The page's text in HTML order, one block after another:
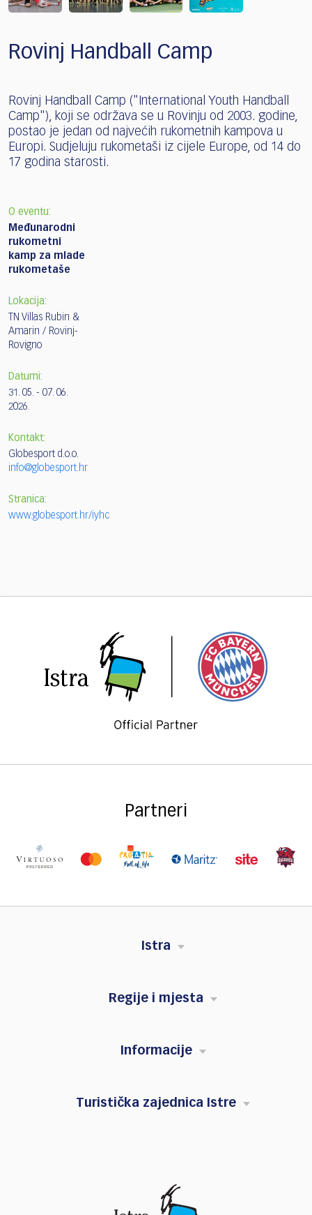
Rovinj Handball Camp
Rovinj Handball Camp ("International Youth Handball
Camp"), koji se održava se u Rovinju od 2003. godine,
postao je jedan od najvećih rukometnih kampova u
Europi. Sudjeluju rukometaši iz cijele Europe, od 14 do
17 godina starosti.
O eventu:
Međunarodni
rukometni
kamp za mlade
rukometaše
Lokacija:
TN Villas Rubin &
Amarin / Rovinj-
Rovigno
Datumi:
31. 05. - 07. 06.
2026.
Kontakt:
Globesport d.o.o.
info@globesport.hr
Stranica:
www.globesport.hr/iyhc
Partneri
Istra
Regije i mjesta
Informacije
Turistička zajednica Istre